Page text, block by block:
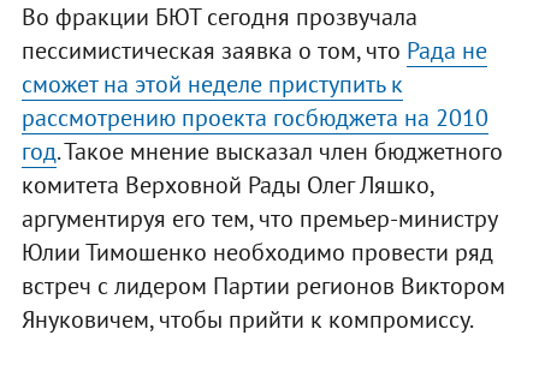
Во фракции БЮТ сегодня прозвучала
пессимистическая заявка о том, что Рада не
сможет на этой неделе приступить к
рассмотрению проекта госбюджета на 2010
год. Такое мнение высказал член бюджетного
комитета Верховной Рады Олег Ляшко,
аргументируя его тем, что премьер-министру
Юлии Тимошенко необходимо провести ряд
встреч с лидером Партии регионов Виктором
Януковичем, чтобы прийти к компромиссу.